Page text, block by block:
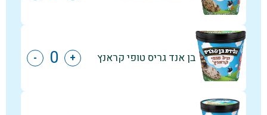
בן אנד גריס טופי קראנץ +
-